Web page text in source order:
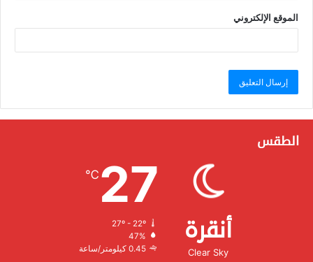
الموقع الإلكتروني
الطقس
أنقرة
Clear Sky
27
℃
27º - 22º
الرطوبة:
الرياح:0.45 كيلومتر/ساعة